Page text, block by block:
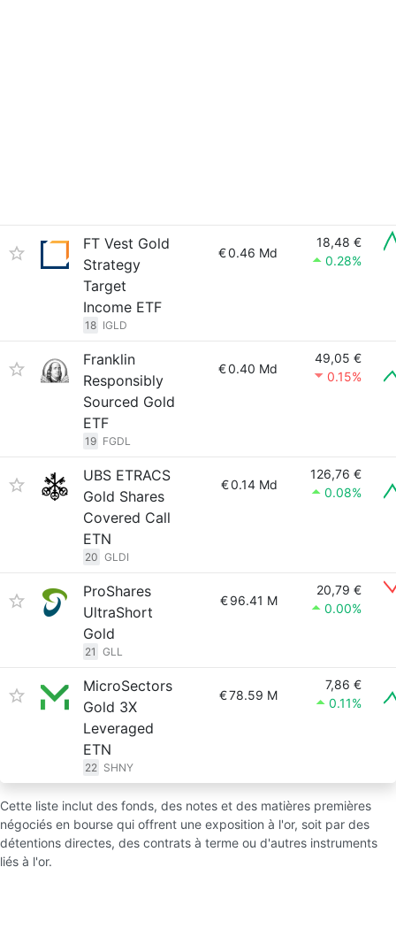
FT Vest Gold
Strategy
Target
Income ETF
18 IGLD
€0.46 Md
18,48 €
0.28%
Franklin
Responsibly
Sourced Gold
ETF
19 FGDL
€0.40 Md
49,05 €
0.15%
UBS ETRACS
Gold Shares
Covered Call
ETN
20 GLDI
€0.14 Md
126,76 €
0.08%
ProShares
UltraShort
Gold
21 GLL
€96.41 M
20,79 €
0.00%
MicroSectors
Gold 3X
Leveraged
ETN
22 SHNY
€78.59 M
7,86 €
0.11%
Cette liste inclut des fonds, des notes et des matières premières
négociés en bourse qui offrent une exposition à l'or, soit par des
détentions directes, des contrats à terme ou d'autres instruments
liés à l'or.